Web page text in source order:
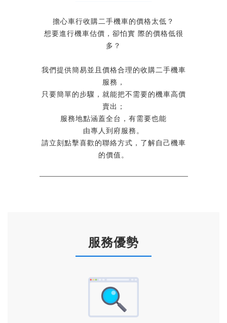
擔心車行收購二手機車的價格太低？
想要進行機車估價，卻怕實 際的價格低很
多？
我們提供簡易並且價格合理的收購二手機車
服務，
只要簡單的步驟，就能把不需要的機車高價
賣出；
服務地點涵蓋全台，有需要也能
由專人到府服務。
請立刻點擊喜歡的聯絡方式，了解自己機車
的價值。
服務優勢